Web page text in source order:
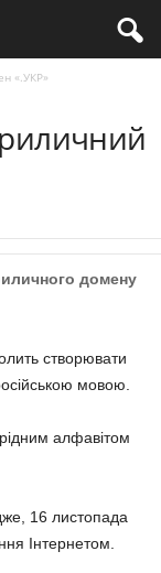
«.УКР»
домену
створювати
мовою.
алфавітом
16 листопада
Інтернетом.